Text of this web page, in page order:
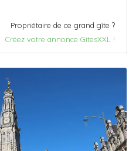
Propriétaire de ce grand gîte ?
Créez votre annonce GitesXXL !